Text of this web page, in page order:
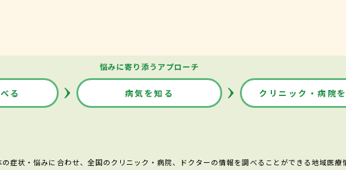
悩みに寄り添うアプローチ
る 病気を知る クリニック・病院
症状・悩みに合わせ、全国のクリニック・病院、ドクターの情報を調べることができる地域医療